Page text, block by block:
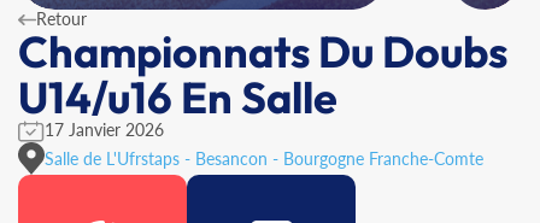
Retour
Championnats Du Doubs
U14/u16 En Salle
17 Janvier 2026
Salle de L'Ufrstaps - Besancon - Bourgogne Franche-Comte